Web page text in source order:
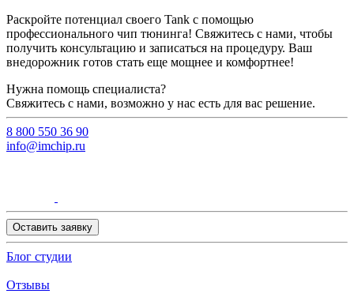
Раскройте потенциал своего Tank с помощью
профессионального чип тюнинга! Свяжитесь с нами, чтобы
получить консультацию и записаться на процедуру. Ваш
внедорожник готов стать еще мощнее и комфортнее!
Нужна помощь специалиста?
Свяжитесь с нами, возможно у нас есть для вас решение.
8 800 550 36 90
info@imchip.ru
Оставить заявку
Блог студии
Отзывы